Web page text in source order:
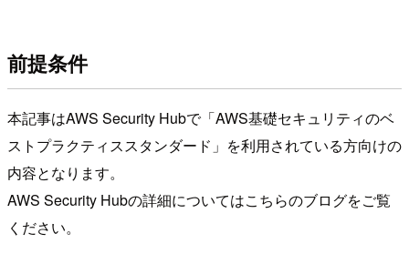
前提条件
本記事はAWS Security Hubで「AWS基礎セキュリティのベ
ストプラクティススタンダード」を利用されている方向けの
内容となります。
AWS Security Hubの詳細についてはこちらのブログをご覧
ください。